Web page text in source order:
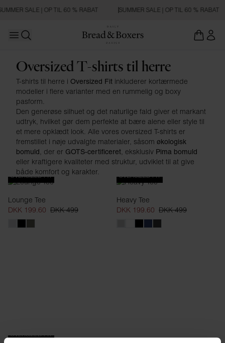
SALE | OP TIL 60 % RABAT SUMMER SALE | OP TIL 60 % RABAT
Open main menu
Oversized Fit
Oversized T-shirts til herre
T-shirts til herre i Oversized Fit inkluderer kortærmede
modeller i flere varianter med en rummelig og boxy
pasform.
Den generøse silhuet og det naturlige fald giver et markant
udtryk, hvilket gør dem perfekte at bære alene eller style til
et mere opklædt look. Alle vores oversized T-shirts er
fremstillet i nøje udvalgte materialer, såsom økologisk
bomuld, der er GOTS-certificeret, eksklusiv Pima bomuld
eller kraftigere kvaliteter med struktur, udviklet til at give
både komfort og karakter.
OVERSIZED FIT
Lounge Tee
DKK 199.60 DKK 499
OVERSIZED FIT
Heavy Tee
DKK 199.60 DKK 499
OVERSIZED FIT